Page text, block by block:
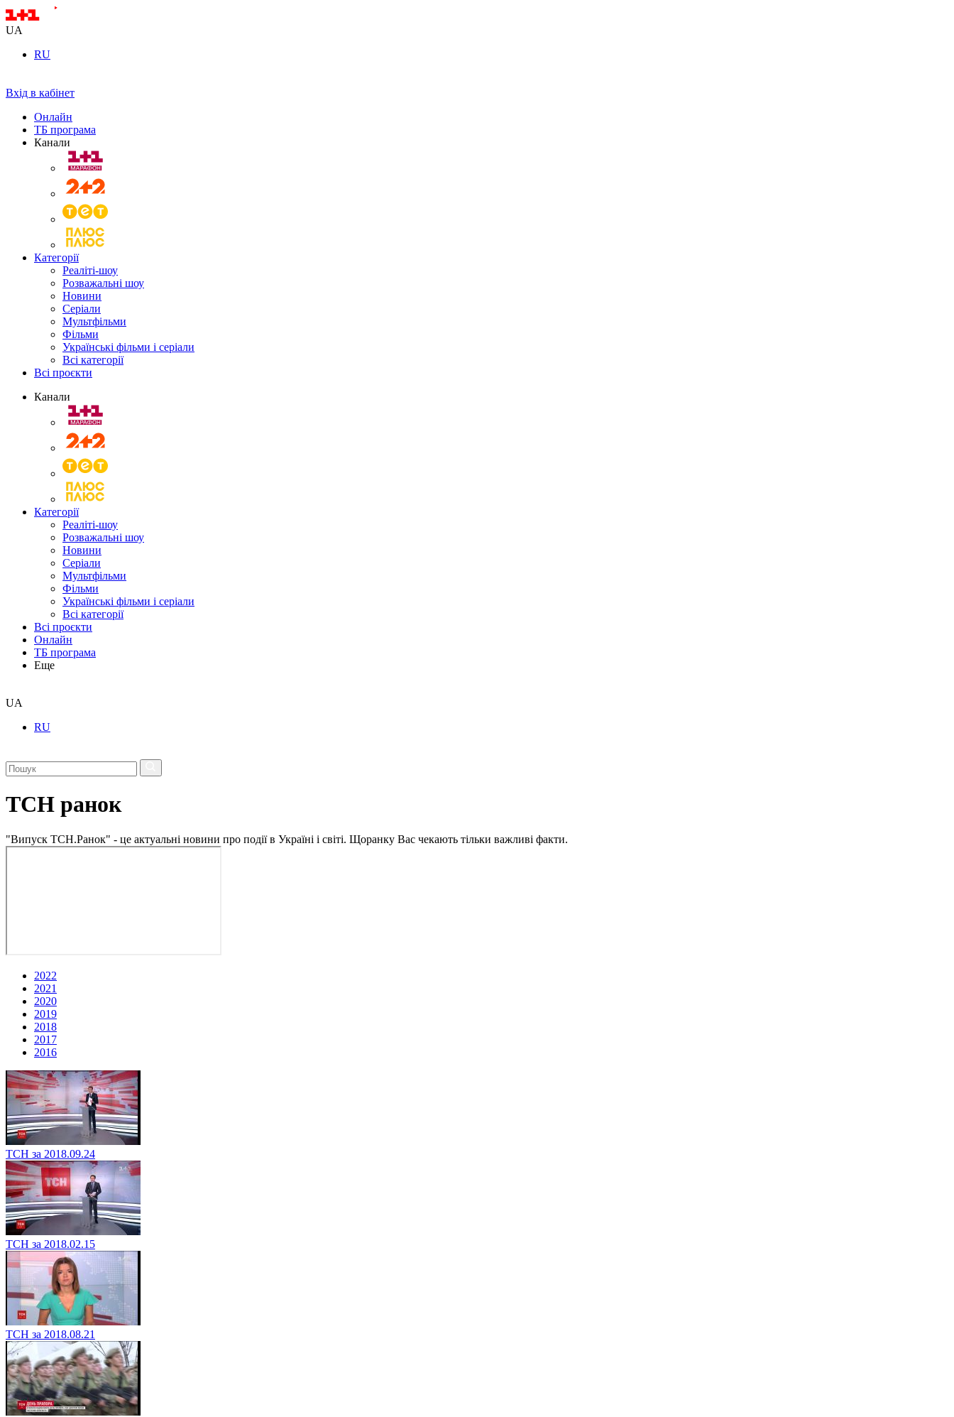
UA
RU
Вхід в кабінет
Онлайн
ТБ програма
Канали
Категорії
Реаліті-шоу
Розважальні шоу
Новини
Серіали
Мультфільми
Фільми
Українські фільми і серіали
Всі категорії
Всі проєкти
Канали
Категорії
Реаліті-шоу
Розважальні шоу
Новини
Серіали
Мультфільми
Фільми
Українські фільми і серіали
Всі категорії
Всі проєкти
Онлайн
ТБ програма
Еще
UA
RU
ТСН ранок
"Випуск ТСН.Ранок" - це актуальні новини про події в Україні і світі. Щоранку Вас чекають тільки важливі факти.
2022
2021
2020
2019
2018
2017
2016
ТСН за 2018.09.24
ТСН за 2018.02.15
ТСН за 2018.08.21